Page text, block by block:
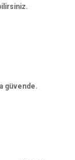
güvende.